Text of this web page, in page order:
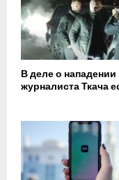
В деле о нападении
журналиста Ткача